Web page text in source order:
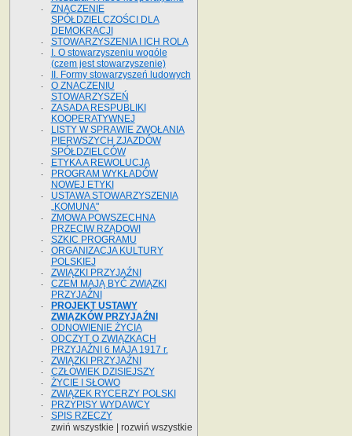
ZNACZENIE
SPÓŁDZIELCZOŚCI DLA
DEMOKRACJI
STOWARZYSZENIA I ICH ROLA
I. O stowarzyszeniu wogóle
(czem jest stowarzyszenie)
II. Formy stowarzyszeń ludowych
O ZNACZENIU
STOWARZYSZEŃ
ZASADA RESPUBLIKI
KOOPERATYWNEJ
LISTY W SPRAWIE ZWOŁANIA
PIERWSZYCH ZJAZDÓW
SPÓŁDZIELCÓW
ETYKA A REWOLUCJA
PROGRAM WYKŁADÓW
NOWEJ ETYKI
USTAWA STOWARZYSZENIA
„KOMUNA"
ZMOWA POWSZECHNA
PRZECIW RZĄDOWI
SZKIC PROGRAMU
ORGANIZACJA KULTURY
POLSKIEJ
ZWIĄZKI PRZYJAŹNI
CZEM MAJĄ BYĆ ZWIĄZKI
PRZYJAŹNI
PROJEKT USTAWY
ZWIĄZKÓW PRZYJAŹNI
ODNOWIENIE ŻYCIA
ODCZYT O ZWIĄZKACH
PRZYJAŹNI 6 MAJA 1917 r.
ZWIĄZKI PRZYJAŹNI
CZŁOWIEK DZISIEJSZY
ŻYCIE I SŁOWO
ZWIĄZEK RYCERZY POLSKI
PRZYPISY WYDAWCY
SPIS RZECZY
zwiń wszystkie
rozwiń wszystkie